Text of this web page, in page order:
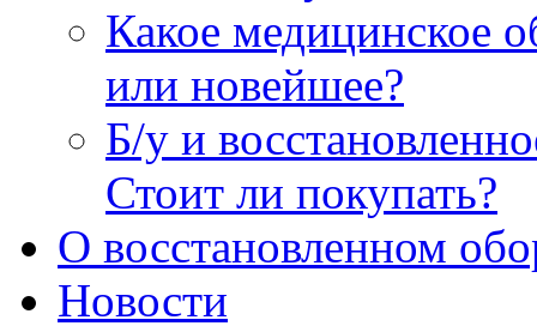
Какое медицинское
или новейшее?
Б/у и
Стоит ли покупать?
О восстановленном
Новости